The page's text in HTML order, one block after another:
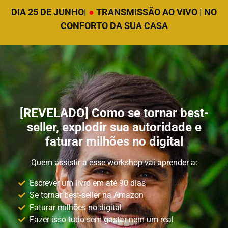
DIA 25 DE JUNHO| ● TRANSMISSÃO AO VIVO | NO
CONFORTO DA SUA CASA
[REVELADO] Como se tornar best-
seller, explodir sua autoridade e
faturar milhões no digital
Quem assistir a esse workshop vai aprender a:
Escrever um livro em até 90 dias
Se tornar best-seller na Amazon
Faturar milhões no digital
Fazer isso tudo sem gastar nem um real